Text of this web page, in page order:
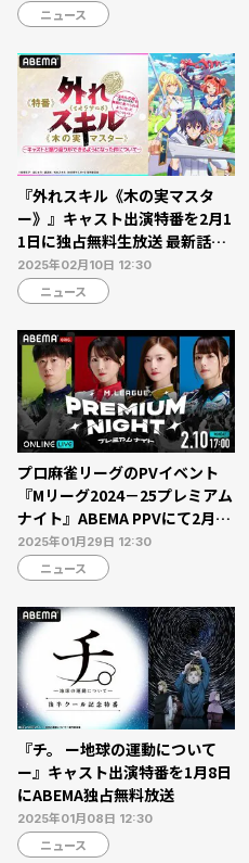
ニュース
『外れスキル《木の実マスタ
ー》』キャスト出演特番を2月1
1日に独占無料生放送 最新話ま
での無料一挙放送も【ABEM
A】
2025年02月10日 12:30
ニュース
プロ麻雀リーグのPVイベント
『Mリーグ2024－25プレミアム
ナイト』ABEMA PPVにて2月10
日独占生放送【チケット販売
中】
2025年01月29日 12:30
ニュース
『チ。 ー地球の運動について
ー』キャスト出演特番を1月8日
にABEMA独占無料放送
2025年01月08日 12:30
ニュース